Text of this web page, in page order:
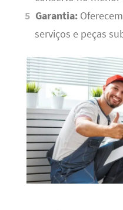
Garantia:
serviços e peças